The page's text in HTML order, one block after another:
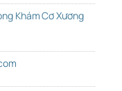
Khám Cơ Xương